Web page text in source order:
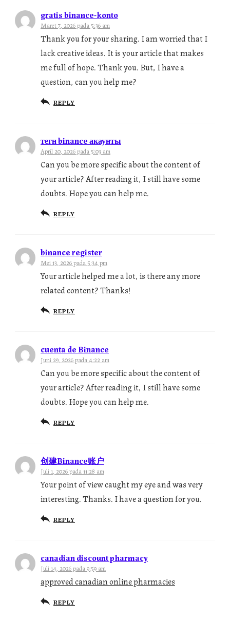
gratis binance-konto
Maret 7, 2026 pada 5:36 am
Thank you for your sharing. I am worried that I
lack creative ideas. It is your article that makes
me full of hope. Thank you. But, I have a
question, can you help me?
REPLY
тегн binance акаунты
April 20, 2026 pada 5:03 am
Can you be more specific about the content of
your article? After reading it, I still have some
doubts. Hope you can help me.
REPLY
binance register
Mei 13, 2026 pada 5:34 pm
Your article helped me a lot, is there any more
related content? Thanks!
REPLY
cuenta de Binance
Juni 29, 2026 pada 4:22 am
Can you be more specific about the content of
your article? After reading it, I still have some
doubts. Hope you can help me.
REPLY
创建Binance账户
Juli 1, 2026 pada 11:28 am
Your point of view caught my eye and was very
interesting. Thanks. I have a question for you.
REPLY
canadian discount pharmacy
Juli 14, 2026 pada 9:59 am
approved canadian online pharmacies
REPLY